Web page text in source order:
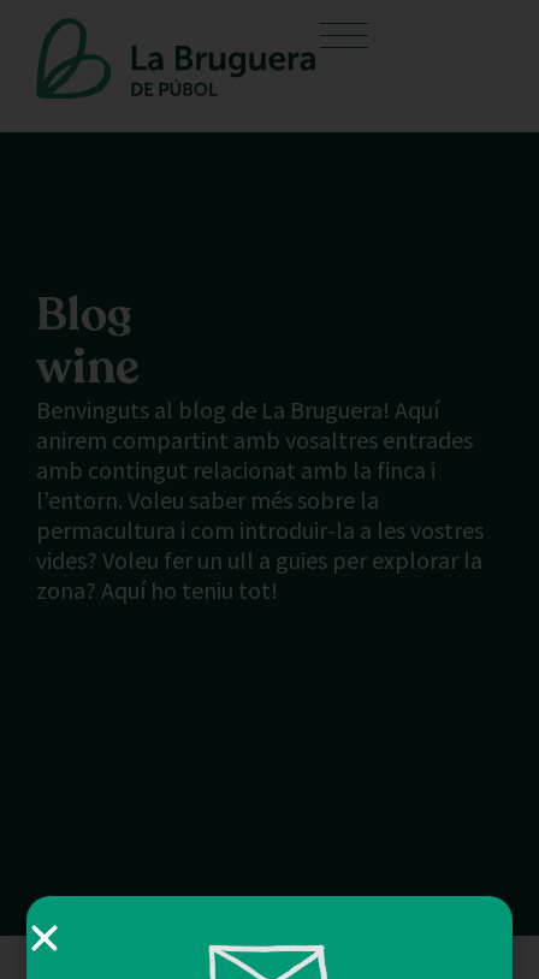
Blog
wine
Benvinguts al blog de La Bruguera! Aquí
anirem compartint amb vosaltres entrades
amb contingut relacionat amb la finca i
l’entorn. Voleu saber més sobre la
permacultura i com introduir-la a les vostres
vides? Voleu fer un ull a guies per explorar la
zona? Aquí ho teniu tot!